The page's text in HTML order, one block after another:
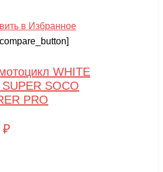
в Избранное
WHITE
SOCO
PRO
₽